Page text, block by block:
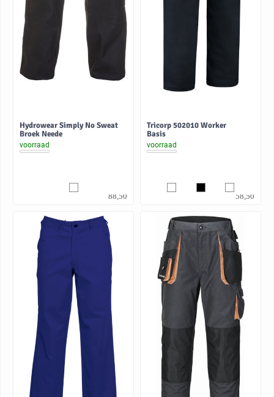
Hydrowear Simply No Sweat
Broek Neede
voorraad
88,50
Tricorp 502010 Worker
Basis
voorraad
58,50